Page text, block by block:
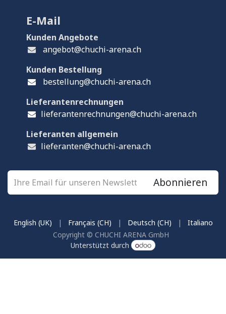
E-Mail
Kunden Angebote
angebot@chuchi-arena.ch
Kunden Bestellung
bestellung@chuchi-arena.ch
Lieferantenrechnungen
lieferantenrechnungen@chuchi-arena.ch
Lieferanten allgemein
lieferanten@chuchi-arena.ch
Abonnieren
Copyright © CHUCHI ARENA GmbH
English (UK) | Français (CH) | Deutsch (CH) | Italiano
Unterstützt durch